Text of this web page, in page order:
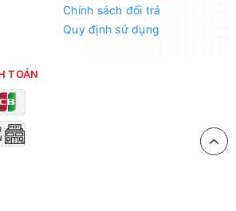
chắn có độ bền cao chịu được nắng
rẻ. hiệu quả
mịn, phù hợp với tưới tại gốc cho các
Chính sách đổi trả
Quy định sử dụng
TOÁN